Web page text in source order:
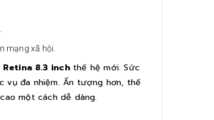
mạng xã hội.
8.3 inch thế hệ mới. Sức
vụ đa nhiệm. Ấn tượng hơn, thế
một cách dễ dàng.